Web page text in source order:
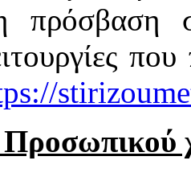
πρόσβαση
Προσωπικού